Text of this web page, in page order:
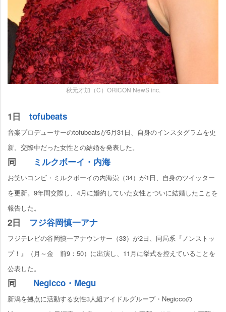
秋元才加（C）ORICON NewS inc.
1日 tofubeats
音楽プロデューサーのtofubeatsが5月31日、自身のインスタグラムを更
新。交際中だった女性との結婚を発表した。
同 ミルクボーイ・内海
お笑いコンビ・ミルクボーイの内海崇（34）が1日、自身のツイッター
を更新。9年間交際し、4月に婚約していた女性とついに結婚したことを
報告した。
2日 フジ谷岡慎一アナ
フジテレビの谷岡慎一アナウンサー（33）が2日、同局系『ノンストッ
プ！』（月～金 前9：50）に出演し、11月に挙式を控えていることを
公表した。
同 Negicco・Megu
新潟を拠点に活動する女性3人組アイドルグループ・Negiccoの